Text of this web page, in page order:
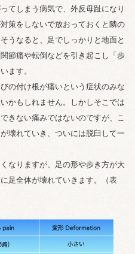
てしまう病気で、外反母趾になり
策をしないで放おっておくと隣の
うなると、足でしっかりと地面と
節痛や転倒などを引き起こし「歩
ます。
の付け根が痛いという症状のみな
かもしれません。しかしそこでは
きない痛みではないのですが、こ
壊れていき、ついには脱臼して一
なりますが、足の形や歩き方が大
足全体が壊れていきます。（表